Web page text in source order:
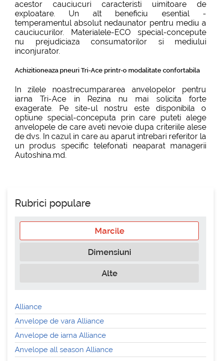
acestor cauciucuri caracteristi uimitoare de
exploatare. Un alt beneficiu esential -
temperamentul absolut nedaunator pentru mediu a
cauciucurilor. Materialele-ECO special-concepute
nu prejudiciaza consumatorilor si mediului
inconjurator.
Achizitioneaza pneuri Tri-Ace printr-o modalitate confortabila
In zilele noastrecumpararea anvelopelor pentru
iarna Tri-Ace in Rezina nu mai solicita forte
exagerate. Pe site-ul nostru este disponibila o
optiune special-conceputa prin care puteti alege
anvelopele de care aveti nevoie dupa criteriile alese
de dvs. In cazul in care au aparut intrebari referitor la
un produs specific telefonati neaparat managerii
Autoshina.md.
Rubrici populare
Marcile
Dimensiuni
Alte
Alliance
Anvelope de vara Alliance
Anvelope de iarna Alliance
Anvelope all season Alliance